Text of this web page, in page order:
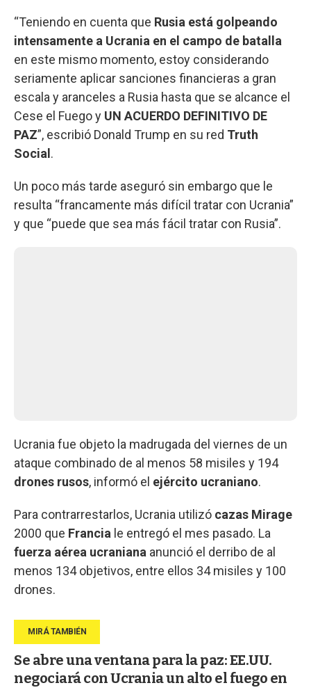
“Teniendo en cuenta que Rusia está golpeando
intensamente a Ucrania en el campo de batalla
en este mismo momento, estoy considerando
seriamente aplicar sanciones financieras a gran
escala y aranceles a Rusia hasta que se alcance el
Cese el Fuego y UN ACUERDO DEFINITIVO DE
PAZ”, escribió Donald Trump en su red Truth
Social .
Un poco más tarde aseguró sin embargo que le
resulta “francamente más difícil tratar con Ucrania”
y que “puede que sea más fácil tratar con Rusia”.
Ucrania fue objeto la madrugada del viernes de un
ataque combinado de al menos 58 misiles y 194
drones rusos, informó el ejército ucraniano.
Para contrarrestarlos, Ucrania utilizó cazas Mirage
2000 que Francia le entregó el mes pasado. La
fuerza aérea ucraniana anunció el derribo de al
menos 134 objetivos, entre ellos 34 misiles y 100
drones.
Se abre una ventana para la paz: EE.UU.
negociará con Ucrania un alto el fuego en